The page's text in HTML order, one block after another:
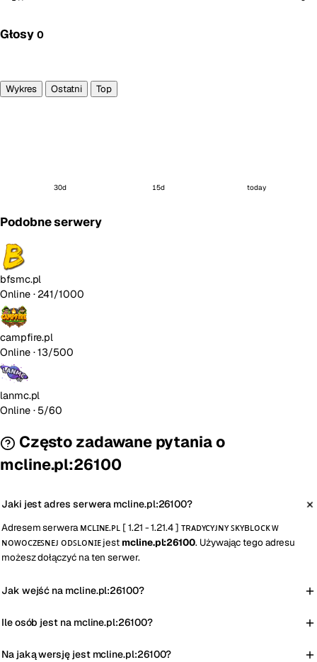
Głosy 0
Wykres
Ostatni Top
30d 15d today
Podobne serwery
bfsmc.pl
Online· 241/1000
campfire.pl
Online· 13/500
lanmc.pl
Online· 5/60
Często zadawane pytania o
mcline.pl:26100
Jaki jest adres serwera mcline.pl:26100?
Adresem serwera ᴍᴄʟɪɴᴇ.ᴘʟ [ 1.21 - 1.21.4 ] ᴛʀᴀᴅʏᴄʏᴊɴʏ ꜱᴋʏʙʟᴏᴄᴋ ᴡ
ɴᴏᴡᴏᴄᴢᴇꜱɴᴇᴊ ᴏᴅꜱʟᴏɴɪᴇ jestmcline.pl:26100. Używając tego adresu
możesz dołączyć na ten serwer.
Jak wejść na mcline.pl:26100?
Ile osób jest na mcline.pl:26100?
Na jaką wersję jest mcline.pl:26100?